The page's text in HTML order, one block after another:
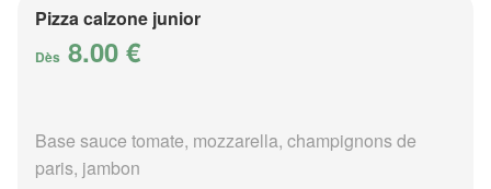
Pizza calzone junior
Dès 8.00 €
Base sauce tomate, mozzarella, champignons de
paris, jambon